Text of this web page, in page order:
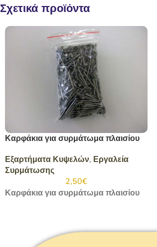
Σχετικά προϊόντα
Καρφάκια για συρμάτωμα πλαισίου
Εξαρτήματα Κυψελών, Εργαλεία
Συρμάτωσης
2,50€
Καρφάκια για συρμάτωμα πλαισίου